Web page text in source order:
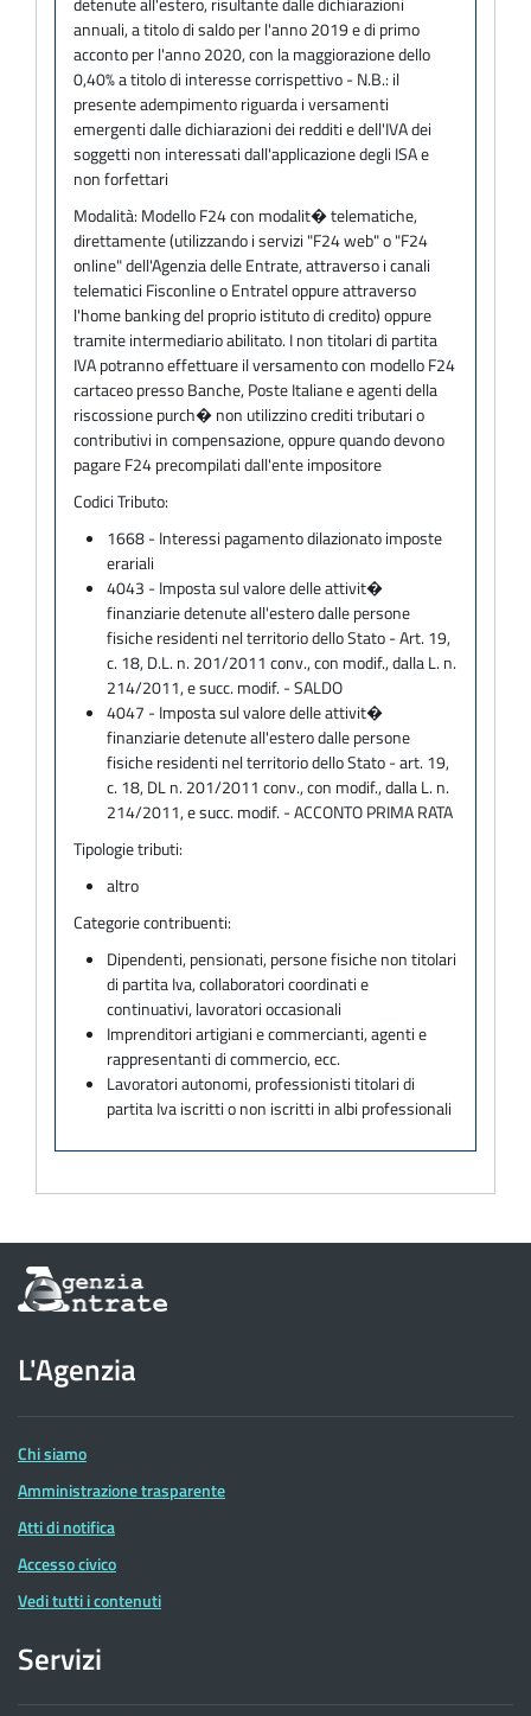
annuali, a titolo di saldo per l'anno 2019 e di primo
acconto per l'anno 2020, con la maggiorazione dello
0,40% a titolo di interesse corrispettivo - N.B.: il
presente adempimento riguarda i versamenti
emergenti dalle dichiarazioni dei redditi e dell'IVA dei
soggetti non interessati dall'applicazione degli ISA e
non forfettari
Modalità: Modello F24 con modalit� telematiche,
direttamente (utilizzando i servizi "F24 web" o "F24
online" dell'Agenzia delle Entrate, attraverso i canali
telematici Fisconline o Entratel oppure attraverso
l'home banking del proprio istituto di credito) oppure
tramite intermediario abilitato. I non titolari di partita
IVA potranno effettuare il versamento con modello F24
cartaceo presso Banche, Poste Italiane e agenti della
riscossione purch� non utilizzino crediti tributari o
contributivi in compensazione, oppure quando devono
pagare F24 precompilati dall'ente impositore
Codici Tributo:
1668 - Interessi pagamento dilazionato imposte
erariali
4043 - Imposta sul valore delle attivit�
finanziarie detenute all'estero dalle persone
fisiche residenti nel territorio dello Stato - Art. 19,
c. 18, D.L. n. 201/2011 conv., con modif., dalla L. n.
214/2011, e succ. modif. - SALDO
4047 - Imposta sul valore delle attivit�
finanziarie detenute all'estero dalle persone
fisiche residenti nel territorio dello Stato - art. 19,
c. 18, DL n. 201/2011 conv., con modif., dalla L. n.
214/2011, e succ. modif. - ACCONTO PRIMA RATA
Tipologie tributi:
altro
Categorie contribuenti:
Dipendenti, pensionati, persone fisiche non titolari
di partita Iva, collaboratori coordinati e
continuativi, lavoratori occasionali
Imprenditori artigiani e commercianti, agenti e
rappresentanti di commercio, ecc.
Lavoratori autonomi, professionisti titolari di
partita Iva iscritti o non iscritti in albi professionali
Informazioni
sul
dell'Agenzia
delle
Entrate
L'Agenzia
Chi siamo
Amministrazione trasparente
Atti di notifica
Accesso civico
Vedi tutti i contenuti
Servizi